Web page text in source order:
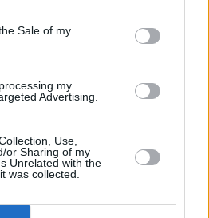
Sale of my
my
Advertising.
Use,
or Sharing of my
Unrelated with the
was collected.
μπορεί να σώσει ζωές
διακοπή ρεύματος ή
το
μπορεί να είναι
στην
κυβερνητικές οδηγίες. Σε